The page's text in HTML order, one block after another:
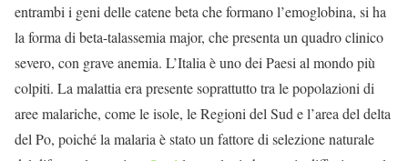
entrambi i geni delle catene beta che formano l’emoglobina, si ha
la forma di beta-talassemia major, che presenta un quadro clinico
severo, con grave anemia. L’Italia è uno dei Paesi al mondo più
colpiti. La malattia era presente soprattutto tra le popolazioni di
aree malariche, come le isole, le Regioni del Sud e l’area del delta
del Po, poiché la malaria è stato un fattore di selezione naturale